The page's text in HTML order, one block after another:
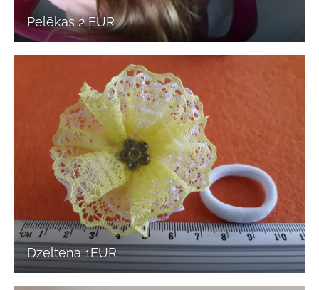
Pelēkas 2 EUR
Dzeltena 1EUR